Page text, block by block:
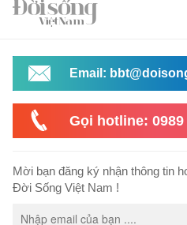
Email:
Gọi hotline: 0989
Mời bạn đăng ký nhận thông tin
Đời Sống Việt Nam !